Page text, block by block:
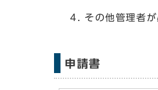
その他管理者
申請書